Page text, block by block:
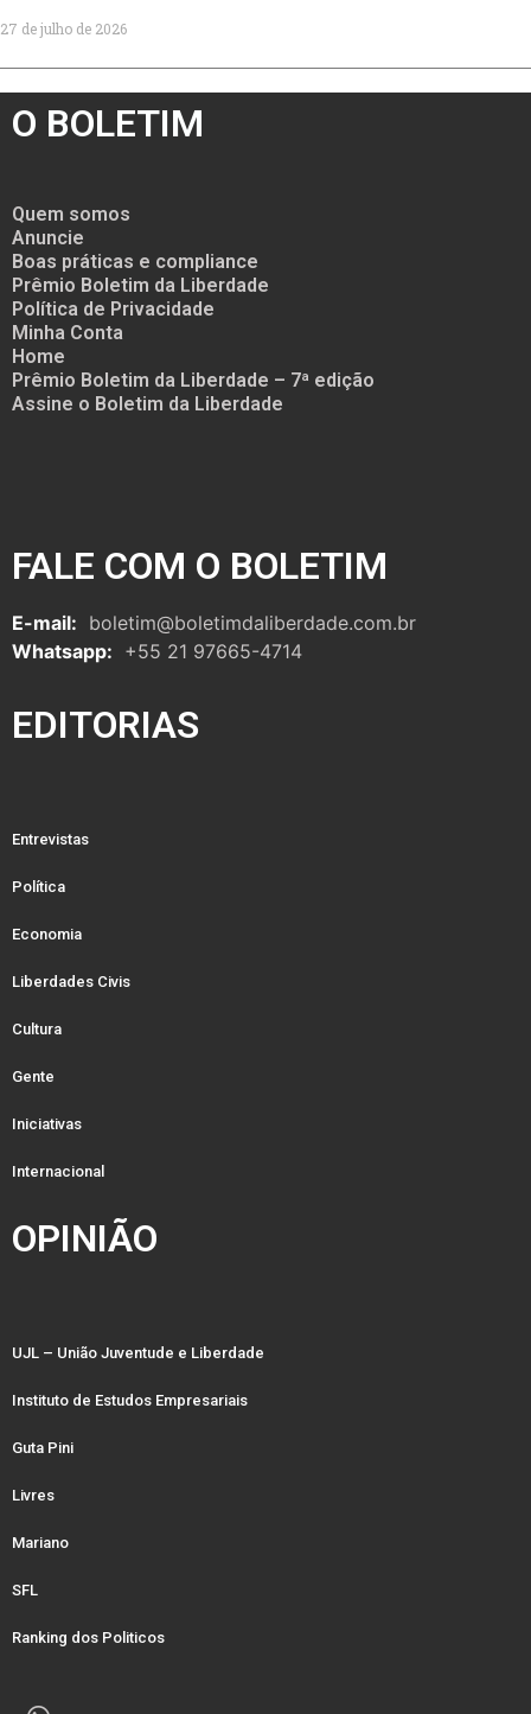
27 de julho de 2026
O BOLETIM
Quem somos
Anuncie
Boas práticas e compliance
Prêmio Boletim da Liberdade
Política de Privacidade
Minha Conta
Home
Prêmio Boletim da Liberdade – 7ª edição
Assine o Boletim da Liberdade
FALE COM O BOLETIM
E-mail: boletim@boletimdaliberdade.com.br
Whatsapp: +55 21 97665-4714
EDITORIAS
Entrevistas
Política
Economia
Liberdades Civis
Cultura
Gente
Iniciativas
Internacional
OPINIÃO
UJL – União Juventude e Liberdade
Instituto de Estudos Empresariais
Guta Pini
Livres
Mariano
SFL
Ranking dos Politicos